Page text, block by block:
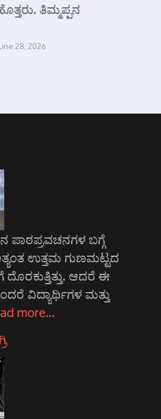
ತಿಮ್ಮಪ್ಪನ
28, 2026
ಪಾಠಪ್ರವಚನಗಳ ಬಗ್ಗೆ
ಉತ್ತಮ ಗುಣಮಟ್ಟದ
ದೊರಕುತ್ತಿತ್ತು. ಆದರೆ ಈ
ವಿದ್ಯಾರ್ಥಿಗಳ ಮತ್ತು
more…